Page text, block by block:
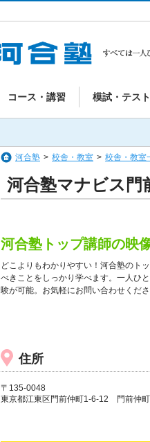
コース・講習 模試・テスト
河合塾 > 校舎・教室 > 校舎・教室
河合塾マナビス門
河合塾トップ講師の映
どこよりもわかりやすい！河合塾のト
べきことをしっかり学べます。一人ひ
験が可能。お気軽にお問い合わせくださ
住所
〒135-0048
東京都江東区門前仲町1-6-12 門前仲